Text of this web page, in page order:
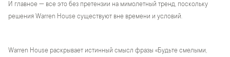
И главное — все это без претензии на мимолетный тренд, поскольку
решения Warren House существуют вне времени и условий.
Warren House раскрывает истинный смысл фразы «Будьте смелыми,